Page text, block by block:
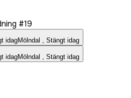
#19
idagMölndal , Stängt idag
idagMölndal , Stängt idag